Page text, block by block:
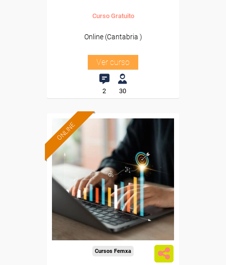
Curso Gratuito
Online (Cantabria )
Ver curso
2 30
ONLINE
Formación 100%
subvencionada.
Para desempleados,
trabajadores y autónomos
de Madrid.
Para todos los sectores.
Cursos Femxa